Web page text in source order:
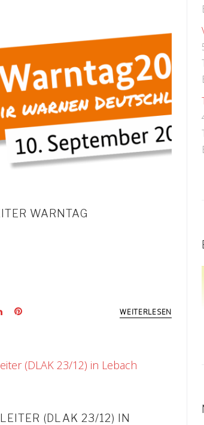
WARNTAG
LinkedInPinterest WEITERLESEN
(DLAK 23/12) IN